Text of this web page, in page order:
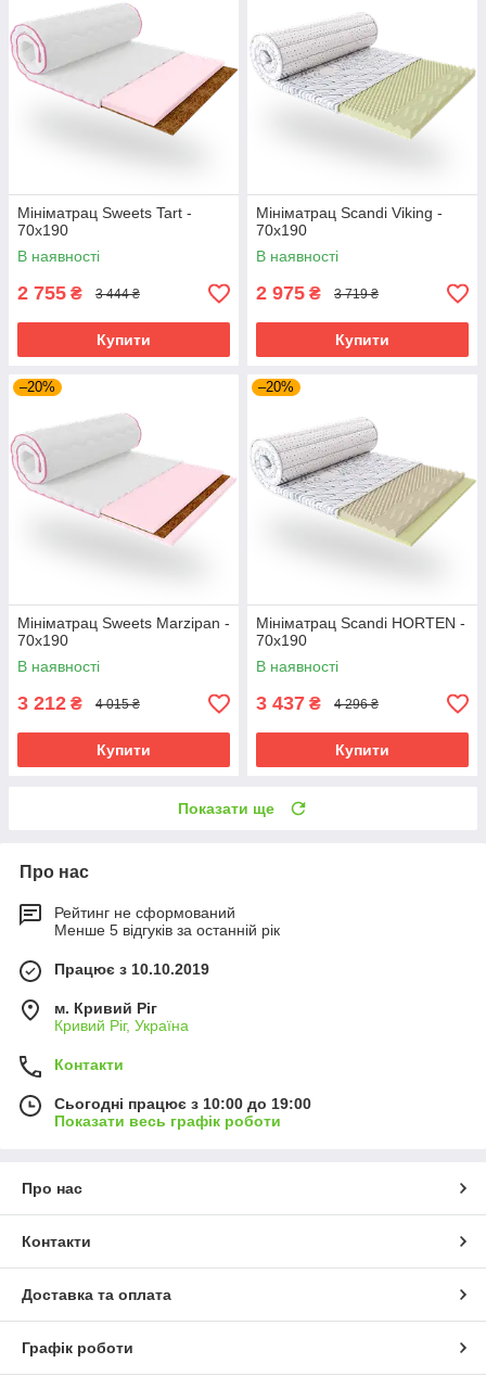
Мініматрац Sweets Tart -
70х190
В наявності
2 755 ₴ 3 444 ₴
Купити
Мініматрац Scandi Viking -
70х190
В наявності
2 975 ₴ 3 719 ₴
Купити
–20%
Мініматрац Sweets Marzipan -
70х190
В наявності
3 212 ₴ 4 015 ₴
Купити
–20%
Мініматрац Scandi HORTEN -
70х190
В наявності
3 437 ₴ 4 296 ₴
Купити
Показати ще
Про нас
Рейтинг не сформований
Менше 5 відгуків за останній рік
Працює з 10.10.2019
м. Кривий Ріг
Кривий Ріг, Україна
Контакти
Сьогодні працює з 10:00 до 19:00
Показати весь графік роботи
Про нас
Контакти
Доставка та оплата
Графік роботи